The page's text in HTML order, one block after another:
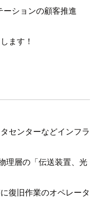
ションの顧客推進
ます！
センターなどインフラ
理層の「伝送装置、光
復旧作業のオペレータ